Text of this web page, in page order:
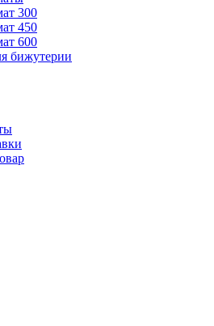
300
450
600
бижутерии